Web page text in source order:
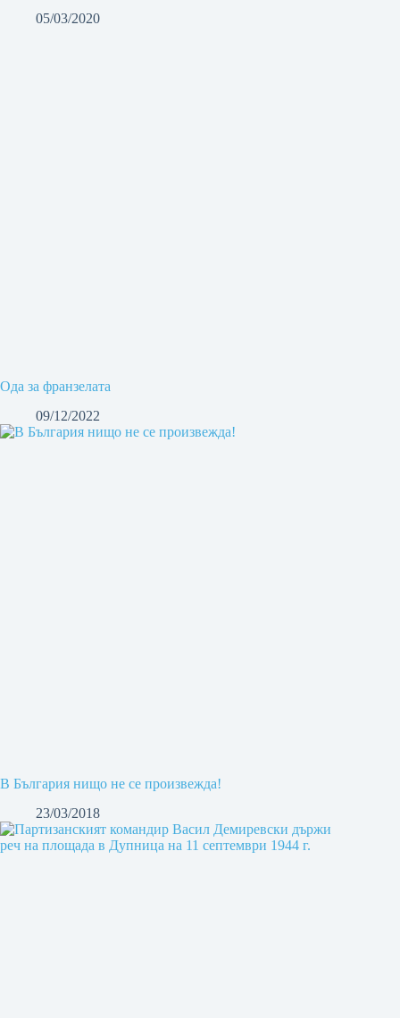
05/03/2020
Ода за франзелата
09/12/2022
В България нищо не се произвежда!
23/03/2018